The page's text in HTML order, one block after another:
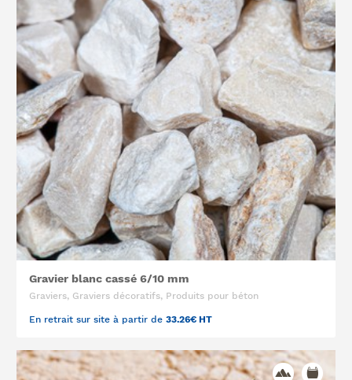
Gravier blanc cassé 6/10 mm
Graviers, Graviers décoratifs, Produits pour béton
En retrait sur site à partir de 33.26€ HT